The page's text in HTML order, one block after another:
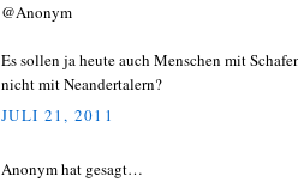
@Anonym
Es sollen ja heute auch Menschen mit
nicht mit Neandertalern?
JULI 21, 2011
Anonym hat gesagt…